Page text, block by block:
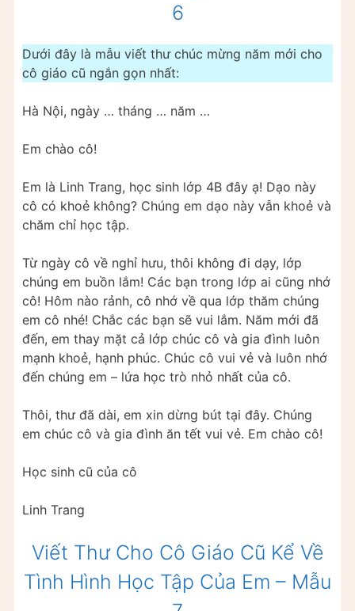
6
Dưới đây là mẫu viết thư chúc mừng năm mới cho
cô giáo cũ ngắn gọn nhất:
Hà Nội, ngày … tháng … năm …
Em chào cô!
Em là Linh Trang, học sinh lớp 4B đây ạ! Dạo này
cô có khoẻ không? Chúng em dạo này vẫn khoẻ và
chăm chỉ học tập.
Từ ngày cô về nghỉ hưu, thôi không đi dạy, lớp
chúng em buồn lắm! Các bạn trong lớp ai cũng nhớ
cô! Hôm nào rảnh, cô nhớ về qua lớp thăm chúng
em cô nhé! Chắc các bạn sẽ vui lắm. Năm mới đã
đến, em thay mặt cả lớp chúc cô và gia đình luôn
mạnh khoẻ, hạnh phúc. Chúc cô vui vẻ và luôn nhớ
đến chúng em – lứa học trò nhỏ nhất của cô.
Thôi, thư đã dài, em xin dừng bút tại đây. Chúng
em chúc cô và gia đình ăn tết vui vẻ. Em chào cô!
Học sinh cũ của cô
Linh Trang
Viết Thư Cho Cô Giáo Cũ Kể Về
Tình Hình Học Tập Của Em – Mẫu